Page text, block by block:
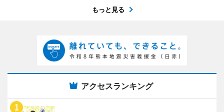
もっと見る
アクセスランキング